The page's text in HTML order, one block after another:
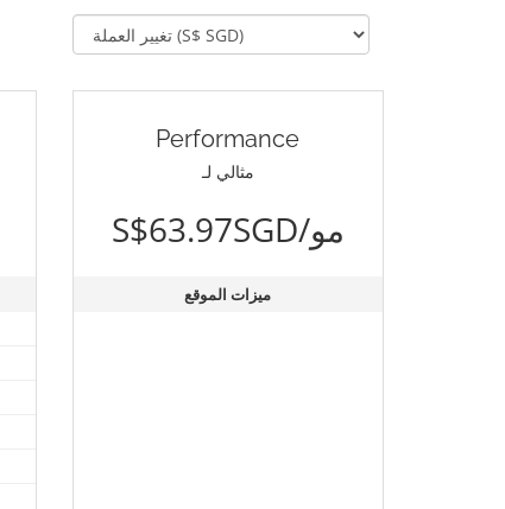
Performance
مثالي لـ
S$63.97SGD/مو
ميزات الموقع